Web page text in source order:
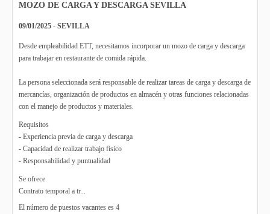
MOZO DE CARGA Y DESCARGA SEVILLA
09/01/2025 - SEVILLA
Desde empleabilidad ETT, necesitamos incorporar un mozo de carga y descarga
para trabajar en restaurante de comida rápida.
La persona seleccionada será responsable de realizar tareas de carga y descarga de
mercancías, organización de productos en almacén y otras funciones relacionadas
con el manejo de productos y materiales.
Requisitos
- Experiencia previa de carga y descarga
- Capacidad de realizar trabajo físico
- Responsabilidad y puntualidad
Se ofrece
Contrato temporal a tr...
El número de puestos vacantes es 4